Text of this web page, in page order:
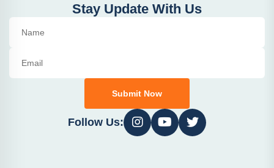
Stay Update With Us
Submit Now
Follow Us: